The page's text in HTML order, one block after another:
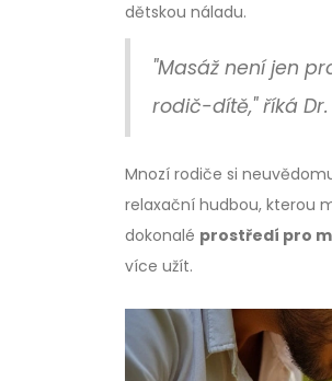
dětskou náladu.
"Masáž není jen
rodič-dítě," říká
Mnozí rodiče si
relaxační hudbou, kterou
dokonalé prostředí pro
více užít.